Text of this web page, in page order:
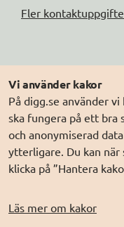
Vi använder kakor
På digg.se använder
ska fungera på ett bra
och anonymiserad
ytterligare. Du kan
klicka på ”Hantera
Läs mer om kakor
Fler
Följ oss
DIGG på
Prenumerera på
DIGG på
LinkedIn
DIGG på
PressMachine
DIGG på
Digg play